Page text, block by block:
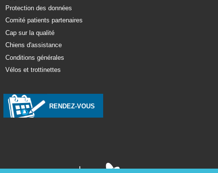
Protection des données
Comité patients partenaires
Cap sur la qualité
Chiens d'assistance
Conditions générales
Vélos et trottinettes
RENDEZ-VOUS